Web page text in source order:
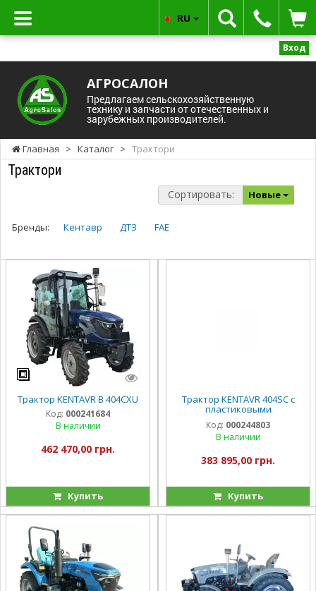
Вход
АГРОСАЛОН
Предлагаем сельскохозяйственную
технику и запчасти от отечественных и
зарубежных производителей.
RU
Главная > Каталог > Трактори
Трактори
Сортировать: Новые
Бренды: Кентавр ДТЗ FAE
Трактор KENTAVR B 404CXU
Код: 000241684
В наличии
462 470,00 грн.
Купить
Трактор KENTAVR 404SC с
пластиковыми
органайзерами
Код: 000244803
В наличии
383 895,00 грн.
Купить